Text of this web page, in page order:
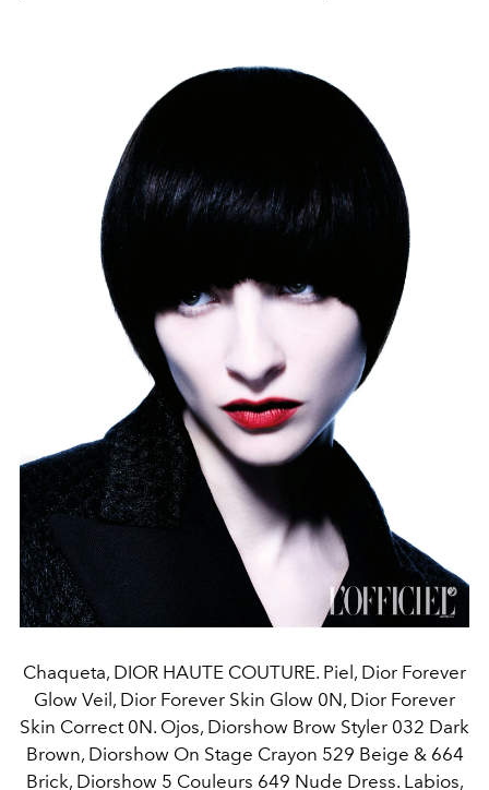
Chaqueta, DIOR HAUTE COUTURE. Piel, Dior Forever
Glow Veil, Dior Forever Skin Glow 0N, Dior Forever
Skin Correct 0N. Ojos, Diorshow Brow Styler 032 Dark
Brown, Diorshow On Stage Crayon 529 Beige & 664
Brick, Diorshow 5 Couleurs 649 Nude Dress. Labios,